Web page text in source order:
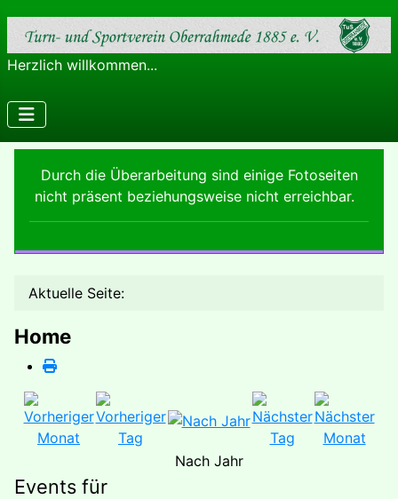
Herzlich willkommen...
Durch die Überarbeitung sind einige Fotoseiten
nicht präsent beziehungsweise nicht erreichbar.
Aktuelle Seite:
Home
Nach Jahr
Events für